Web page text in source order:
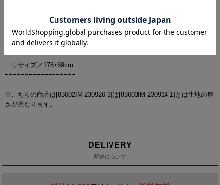
ブラック
【サイズ】
◇素材／綿80% ポリエステル20%
◇サイズ／176×69cm
==================
※こちらの商品は[83602IM-230926-1]は[83603IM-230914-1]とは生地の厚
さが異なります。
DELIVERY
配送について